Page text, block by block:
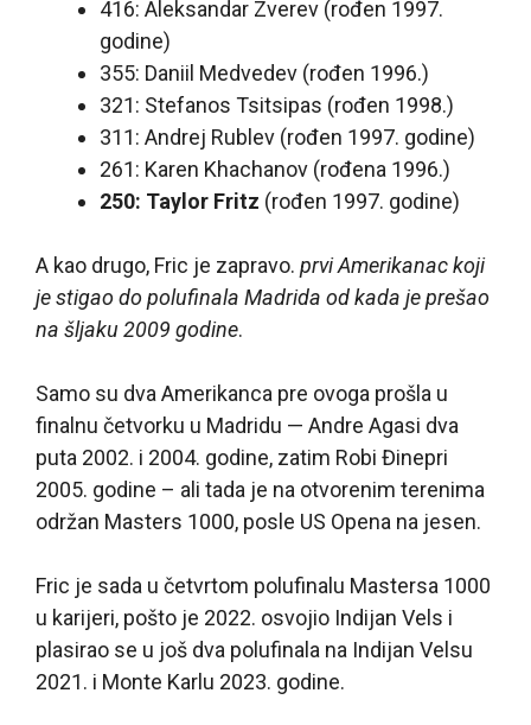
416: Aleksandar Zverev (rođen 1997.
godine)
355: Daniil Medvedev (rođen 1996.)
321: Stefanos Tsitsipas (rođen 1998.)
311: Andrej Rublev (rođen 1997. godine)
261: Karen Khachanov (rođena 1996.)
250: Taylor Fritz (rođen 1997. godine)
A kao drugo, Fric je zapravo. prvi Amerikanac koji
je stigao do polufinala Madrida od kada je prešao
na šljaku 2009 godine.
Samo su dva Amerikanca pre ovoga prošla u
finalnu četvorku u Madridu — Andre Agasi dva
puta 2002. i 2004. godine, zatim Robi Đinepri
2005. godine – ali tada je na otvorenim terenima
održan Masters 1000, posle US Opena na jesen.
Fric je sada u četvrtom polufinalu Mastersa 1000
u karijeri, pošto je 2022. osvojio Indijan Vels i
plasirao se u još dva polufinala na Indijan Velsu
2021. i Monte Karlu 2023. godine.